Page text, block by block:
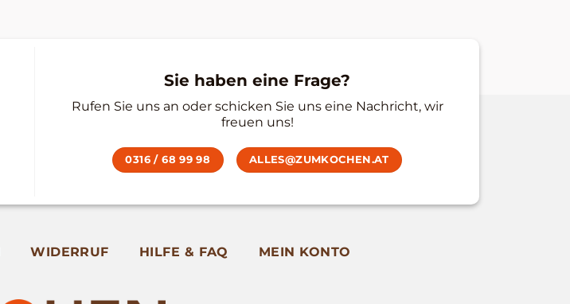
Sie haben eine Frage?
Rufen Sie uns an oder schicken Sie uns eine Nachricht, wir
freuen uns!
0316 / 68 99 98 ALLES@ZUMKOCHEN.AT
WIDERRUF HILFE & FAQ MEIN KONTO